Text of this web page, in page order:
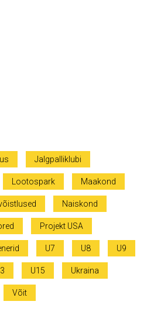
Jalgpalliklubi
Lootospark Maakond
Naiskond
Projekt USA
U7 U8 U9
U15 Ukraina
Võit